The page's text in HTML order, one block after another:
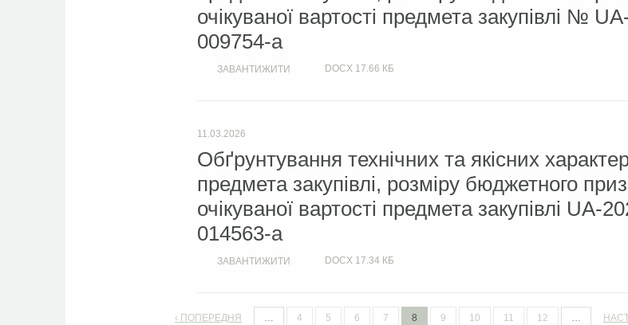
очікуваної вартості предмета закупівлі №
009754-a
ЗАВАНТИЖИТИ DOCX 17.66 КБ
11.03.2026
Обґрунтування технічних та якісних
предмета закупівлі, розміру бюджетного
очікуваної вартості предмета закупівлі UA-
014563-a
ЗАВАНТИЖИТИ DOCX 17.34 КБ
‹ ПОПЕРЕДНЯ … 4 5 6 7 8 9 10 11 12 …